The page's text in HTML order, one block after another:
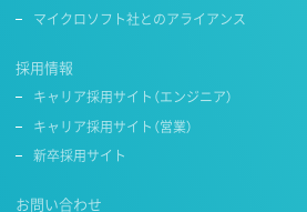
マイクロソフト社とのアライアンス
採用情報
キャリア採用サイト（エンジニア）
キャリア採用サイト（営業）
新卒採用サイト
お問い合わせ